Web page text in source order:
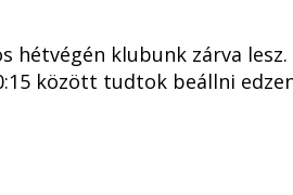
hétvégén klubunk zárva
között tudtok beállni